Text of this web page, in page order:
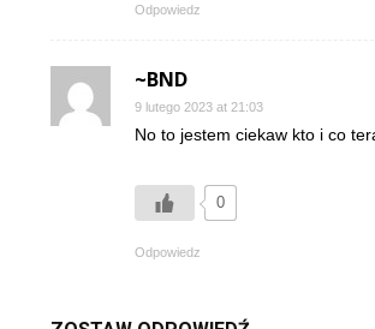
Odpowiedz
~BND
9 lutego 2023 at 21:03
No to jestem ciekaw kto i co
0
Odpowiedz